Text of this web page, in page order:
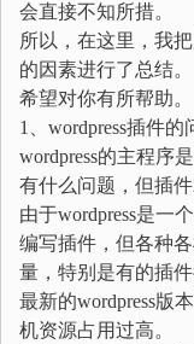
会直接不知所措。
所以，在这里，我
的因素进行了总结。
希望对你有所帮助。
1、wordpress插件的
wordpress的主程序
有什么问题，但插件
由于wordpress是一
编写插件，但各种
量，特别是有的插
最新的wordpress版
机资源占用过高。